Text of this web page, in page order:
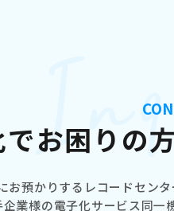
お困りの方
お預かりする レコードセン
業様の電子化サービス同一